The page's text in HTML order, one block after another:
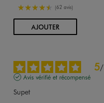
4.5/5 de moyenne
(62 avis)
AJOUTERAU PANIER
5/
Avis vérifié et récompensé
Supet